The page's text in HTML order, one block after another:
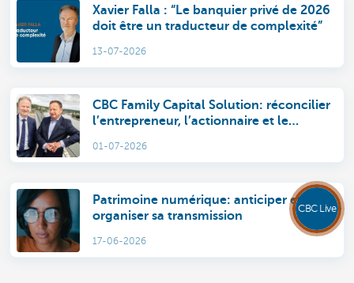
Xavier Falla : “Le banquier privé de 2026
doit être un traducteur de complexité”
13-07-2026
CBC Family Capital Solution: réconcilier
l’entrepreneur, l’actionnaire et le
01-07-2026
Patrimoine numérique: anticiper et
organiser sa transmission
17-06-2026
CBC Live